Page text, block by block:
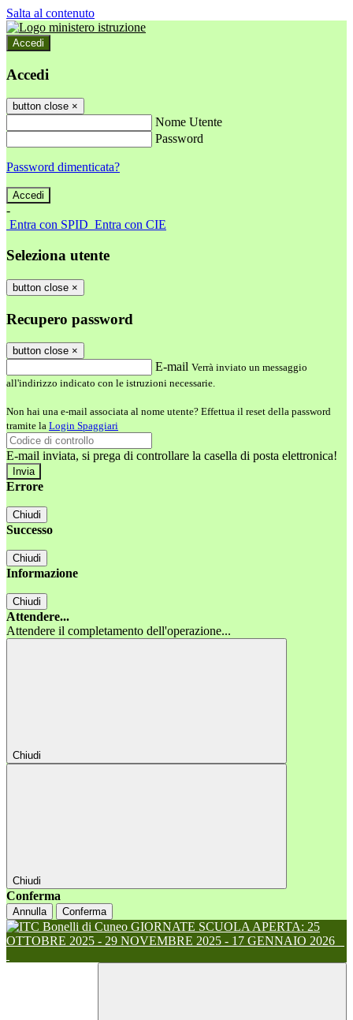
Salta al contenuto
Accedi
Accedi
button close ×
Nome Utente
Password
Password dimenticata?
-
Entra con SPID Entra con CIE
Seleziona utente
button close ×
Recupero password
button close ×
E-mail Verrà inviato un messaggio
all'indirizzo indicato con le istruzioni necessarie.
Non hai una e-mail associata al nome utente? Effettua il reset della password
tramite la Login Spaggiari
E-mail inviata, si prega di controllare la casella di posta elettronica!
Errore
Chiudi
Successo
Chiudi
Informazione
Chiudi
Attendere...
Attendere il completamento dell'operazione...
Chiudi
Chiudi
Conferma
Annulla Conferma
GIORNATE SCUOLA APERTA: 25
OTTOBRE 2025 - 29 NOVEMBRE 2025 - 17 GENNAIO 2026